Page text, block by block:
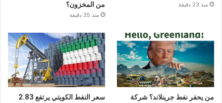
منذ 23 دقيقة
من المخزون؟
منذ 35 دقيقة
من يحفر نفط جرينلاند؟ شركة
سعر النفط الكويتي يرتفع 2.83